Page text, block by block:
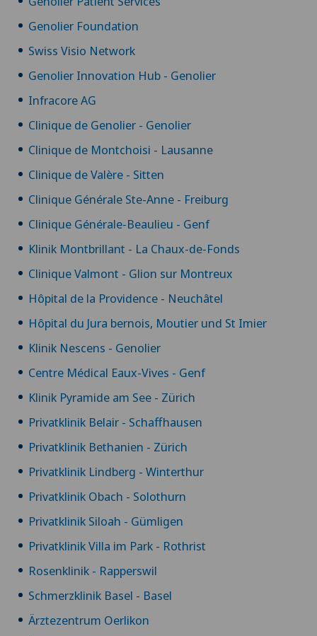
Genolier Foundation
Swiss Visio Network
Genolier Innovation Hub - Genolier
Infracore AG
Clinique de Genolier - Genolier
Clinique de Montchoisi - Lausanne
Clinique de Valère - Sitten
Clinique Générale Ste-Anne - Freiburg
Clinique Générale-Beaulieu - Genf
Klinik Montbrillant - La Chaux-de-Fonds
Clinique Valmont - Glion sur Montreux
Hôpital de la Providence - Neuchâtel
Hôpital du Jura bernois, Moutier und St Imier
Klinik Nescens - Genolier
Centre Médical Eaux-Vives - Genf
Klinik Pyramide am See - Zürich
Privatklinik Belair - Schaffhausen
Privatklinik Bethanien - Zürich
Privatklinik Lindberg - Winterthur
Privatklinik Obach - Solothurn
Privatklinik Siloah - Gümligen
Privatklinik Villa im Park - Rothrist
Rosenklinik - Rapperswil
Schmerzklinik Basel - Basel
Ärztezentrum Oerlikon